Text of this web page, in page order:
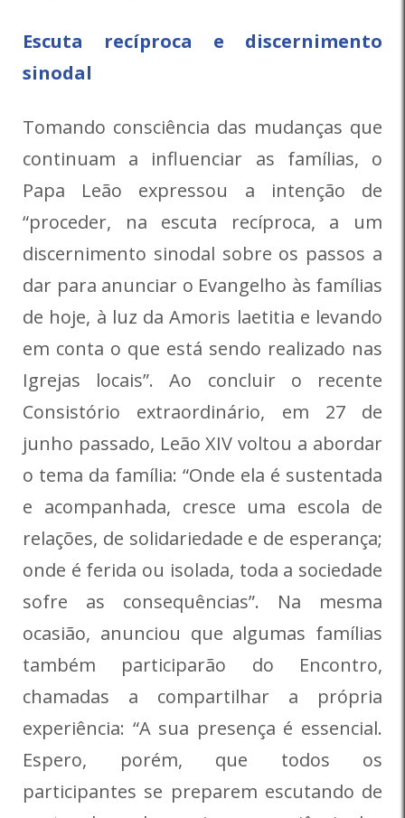
Escuta recíproca e discernimento
sinodal
Tomando consciência das mudanças que
continuam a influenciar as famílias, o
Papa Leão expressou a intenção de
“proceder, na escuta recíproca, a um
discernimento sinodal sobre os passos a
dar para anunciar o Evangelho às famílias
de hoje, à luz da Amoris laetitia e levando
em conta o que está sendo realizado nas
Igrejas locais”. Ao concluir o recente
Consistório extraordinário, em 27 de
junho passado, Leão XIV voltou a abordar
o tema da família: “Onde ela é sustentada
e acompanhada, cresce uma escola de
relações, de solidariedade e de esperança;
onde é ferida ou isolada, toda a sociedade
sofre as consequências”. Na mesma
ocasião, anunciou que algumas famílias
também participarão do Encontro,
chamadas a compartilhar a própria
experiência: “A sua presença é essencial.
Espero, porém, que todos os
participantes se preparem escutando de